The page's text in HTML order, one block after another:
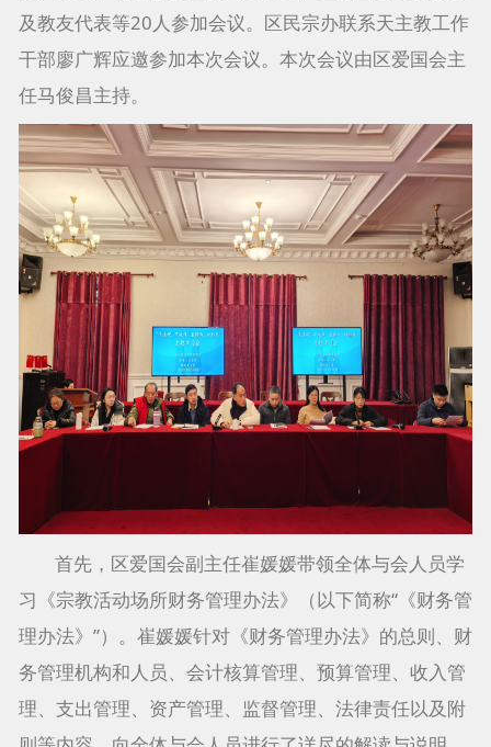
及教友代表等20人参加会议。区民宗办联系天主教工作
干部廖广辉应邀参加本次会议。本次会议由区爱国会主
任马俊昌主持。
首先，区爱国会副主任崔媛媛带领全体与会人员学
习《宗教活动场所财务管理办法》（以下简称“《财务管
理办法》”）。崔媛媛针对《财务管理办法》的总则、财
务管理机构和人员、会计核算管理、预算管理、收入管
理、支出管理、资产管理、监督管理、法律责任以及附